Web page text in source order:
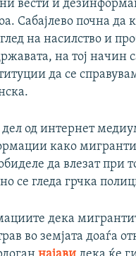
вести и
Сабајлево почна
на насилство и
на тој начин
да се
од интернет
како
да влезат при
се гледа грчка
дека
во земјата доаѓа